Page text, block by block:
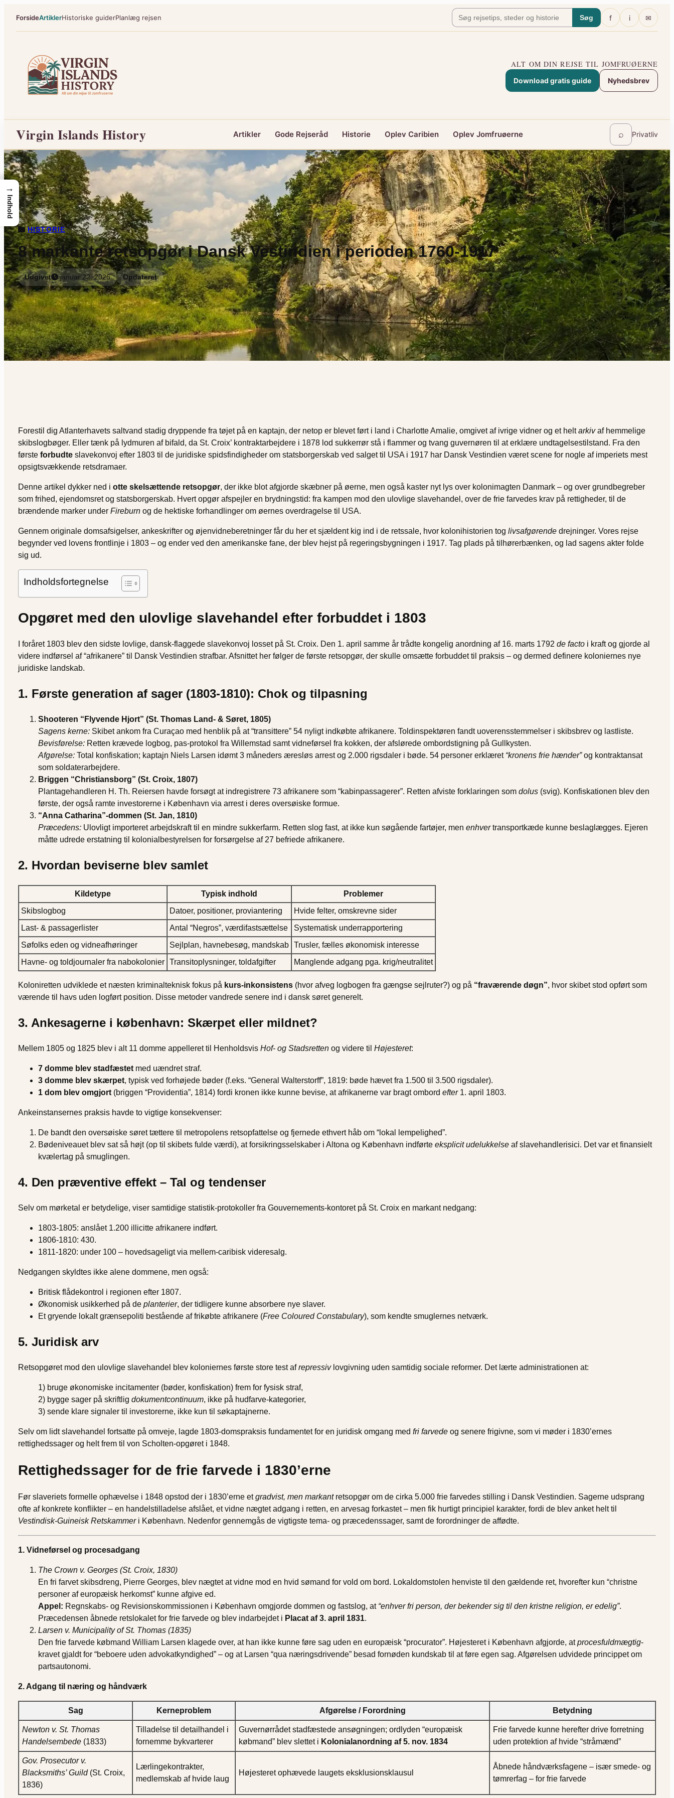
indhold
ForsideArtiklerHistoriske guiderPlanlæg rejsen Søg f i ✉
ALT OM DIN REJSE TIL JOMFRUØERNE
Download gratis guide Nyhedsbrev
Virgin Islands History Artikler Gode Rejseråd Historie Oplev Caribien Oplev Jomfruøerne ⌕ Privatliv
HISTORIE
8 markante retsopgør i Dansk Vestindien i perioden 1760-1917
Udgivet januar 22, 2026 Opdateret
Forestil dig Atlanterhavets saltvand stadig dryppende fra tøjet på en kaptajn, der netop er blevet ført i land i Charlotte Amalie, omgivet af ivrige vidner og et heltarkivaf hemmelige
skibslogbøger. Eller tænk på lydmuren af bifald, da St. Croix’ kontraktarbejdere i 1878 lod sukkerrør stå i flammer og tvang guvernøren til at erklære undtagelsestilstand. Fra den
første forbudte slavekonvoj efter 1803 til de juridiske spidsfindigheder om statsborgerskab ved salget til USA i 1917 har Dansk Vestindien været scene for nogle af imperiets mest
opsigtsvækkende retsdramaer.
Denne artikel dykker ned i otte skelsættende retsopgør, der ikke blot afgjorde skæbner på øerne, men også kaster nyt lys over kolonimagten Danmark – og over grundbegreber
som frihed, ejendomsret og statsborgerskab. Hvert opgør afspejler en brydningstid: fra kampen mod den ulovlige slavehandel, over de frie farvedes krav på rettigheder, til de
brændende marker under Fireburn og de hektiske forhandlinger om øernes overdragelse til USA.
Gennem originale domsafsigelser, ankeskrifter og øjenvidneberetninger får du her et sjældent kig ind i de retssale, hvor kolonihistorien tog livsafgørende drejninger. Vores rejse
begynder ved lovens frontlinje i 1803 – og ender ved den amerikanske fane, der blev hejst på regeringsbygningen i 1917. Tag plads på tilhørerbænken, og lad sagens akter folde
sig ud.
Indholdsfortegnelse
Opgøret med den ulovlige slavehandel efter forbuddet i 1803
I foråret 1803 blev den sidste lovlige, dansk-flaggede slavekonvoj losset på St. Croix. Den 1. april samme år trådte kongelig anordning af 16. marts 1792 de facto i kraft og gjorde al
videre indførsel af “afrikanere” til Dansk Vestindien strafbar. Afsnittet her følger de første retsopgør, der skulle omsætte forbuddet til praksis – og dermed definere koloniernes nye
juridiske landskab.
1. Første generation af sager (1803-1810): Chok og tilpasning
Shooteren “ Flyvende Hjort” (St. Thomas Land- & Søret, 1805)
Sagens kerne: Skibet ankom fra Curaçao med henblik på at “transittere” 54 nyligt indkøbte afrikanere. Toldinspektøren fandt uoverensstemmelser i skibsbrev og lastliste.
Bevisførelse: Retten krævede logbog, pas-protokol fra Willemstad samt vidneførsel fra kokken, der afslørede ombordstigning på Gullkysten.
Afgørelse: Total konfiskation; kaptajn Niels Larsen idømt 3 måneders æresløs arrest og 2.000 rigsdaler i bøde. 54 personer erklæret “kronens frie hænder”og kontraktansat
som soldaterarbejdere.
Briggen “Christiansborg” (St. Croix, 1807)
Plantagehandleren H. Th. Reiersen havde forsøgt at indregistrere 73 afrikanere som “kabinpassagerer”. Retten afviste forklaringen som dolus (svig). Konfiskationen blev den
første, der også ramte investorerne i København via arrest i deres oversøiske formue.
“Anna Catharina”-dommen (St. Jan, 1810)
Præcedens: Ulovligt importeret arbejdskraft til en mindre sukkerfarm. Retten slog fast, at ikke kun søgående fartøjer, men enhvertransportkæde kunne beslaglægges. Ejeren
måtte udrede erstatning til kolonialbestyrelsen for forsørgelse af 27 befriede afrikanere.
2. Hvordan beviserne blev samlet
Kildetype Typisk indhold
Problemer
Skibslogbog
Datoer, positioner, proviantering
Hvide felter, omskrevne sider
Last- & passagerlister
Antal “Negros”, værdifastsættelse
Systematisk underrapportering
Søfolks eden og vidneafhøringer
Sejlplan, havnebesøg, mandskab Trusler, fælles økonomisk interesse
Havne- og toldjournaler fra nabokolonier Transitoplysninger, toldafgifter Manglende adgang pga. krig/neutralitet
Koloniretten udviklede et næsten kriminalteknisk fokus på kurs-inkonsistens (hvor afveg logbogen fra gængse sejlruter?) og på “fraværende døgn”, hvor skibet stod opført som
værende til havs uden logført position. Disse metoder vandrede senere ind i dansk søret generelt.
3. Ankesagerne i københavn: Skærpet eller mildnet?
Mellem 1805 og 1825 blev i alt 11 domme appelleret til Henholdsvis Hof- og Stadsretten og videre til Højesteret:
7 domme blev stadfæstet med uændret straf.
3 domme blev skærpet, typisk ved forhøjede bøder (f.eks. “General Walterstorff”, 1819: bøde hævet fra 1.500 til 3.500 rigsdaler).
1 dom blev omgjort (briggen “Providentia”, 1814) fordi kronen ikke kunne bevise, at afrikanerne var bragt ombord efter1. april 1803.
Ankeinstansernes praksis havde to vigtige konsekvenser:
De bandt den oversøiske søret tættere til metropolens retsopfattelse og fjernede ethvert håb om “lokal lempelighed”.
Bødeniveauet blev sat så højt (op til skibets fulde værdi), at forsikringsselskaber i Altona og København indførte eksplicit udelukkelse af slavehandlerisici. Det var et finansielt
kvælertag på smuglingen.
4. Den præventive effekt – Tal og tendenser
Selv om mørketal er betydelige, viser samtidige statistik-protokoller fra Gouvernements‐kontoret på St. Croix en markant nedgang:
1803-1805: anslået 1.200 illicitte afrikanere indført.
1806-1810: 430.
1811-1820: under 100 – hovedsageligt via mellem-caribisk videresalg.
Nedgangen skyldtes ikke alene dommene, men også:
Britisk flådekontrol i regionen efter 1807.
Økonomisk usikkerhed på de planterier, der tidligere kunne absorbere nye slaver.
Et gryende lokalt grænsepoliti bestående af frikøbte afrikanere (Free Coloured Constabulary), som kendte smuglernes netværk.
5. Juridisk arv
Retsopgøret mod den ulovlige slavehandel blev koloniernes første store test afrepressivlovgivning uden samtidig sociale reformer. Det lærte administrationen at:
1) bruge økonomiske incitamenter (bøder, konfiskation) frem for fysisk straf,
2) bygge sager på skriftlig dokumentcontinuum, ikke på hudfarve‐kategorier,
3) sende klare signaler til investorerne, ikke kun til søkaptajnerne.
Selv om lidt slavehandel fortsatte på omveje, lagde 1803-domspraksis fundamentet for en juridisk omgang med fri farvede og senere frigivne, som vi møder i 1830’ernes
rettighedssager og helt frem til von Scholten-opgøret i 1848.
Rettighedssager for de frie farvede i 1830’erne
Før slaveriets formelle ophævelse i 1848 opstod der i 1830’erne etgradvist, men markantretsopgør om de cirka 5.000 frie farvedes stilling i Dansk Vestindien. Sagerne udsprang
ofte af konkrete konflikter – en handelstilladelse afslået, et vidne nægtet adgang i retten, en arvesag forkastet – men fik hurtigt principiel karakter, fordi de blev anket helt til
Vestindisk-Guineisk Retskammeri København. Nedenfor gennemgås de vigtigste tema- og præcedenssager, samt de forordninger de affødte.
1. Vidneførsel og procesadgang
The Crown v. Georges (St. Croix, 1830)
En fri farvet skibsdreng, Pierre Georges, blev nægtet at vidne mod en hvid sømand for vold om bord. Lokaldomstolen henviste til den gældende ret, hvorefter kun “christne
personer af europæisk herkomst” kunne afgive ed.
Appel: Regnskabs- og Revisionskommissionen i København omgjorde dommen og fastslog, at “enhver fri person, der bekender sig til den kristne religion, er edelig”.
Præcedensen åbnede retslokalet for frie farvede og blev indarbejdet i Placat af 3. april 1831.
Larsen v. Municipality of St. Thomas (1835)
Den frie farvede købmand William Larsen klagede over, at han ikke kunne føre sag uden en europæisk “procurator”. Højesteret i København afgjorde, atprocesfuldmægtig-
kravet gjaldt for “beboere uden advokatkyndighed” – og at Larsen “qua næringsdrivende” besad fornøden kundskab til at føre egen sag. Afgørelsen udvidede princippet om
partsautonomi.
2. Adgang til næring og håndværk
Sag Kerneproblem Afgørelse / Forordning Betydning
Newton v. St. Thomas
Handelsembede (1833)
Tilladelse til detailhandel i
fornemme bykvarterer
Guvernørrådet stadfæstede ansøgningen; ordlyden “europæisk
købmand” blev slettet i Kolonialanordning af 5. nov. 1834
Frie farvede kunne herefter drive forretning
uden protektion af hvide “stråmænd”
Gov. Prosecutor v.
Blacksmiths’ Guild(St. Croix,
1836)
Lærlingekontrakter,
medlemskab af hvide laug
Højesteret ophævede laugets eksklusionsklausul
Åbnede håndværksfagene – især smede- og
tømrerfag – for frie farvede
→
Indhold